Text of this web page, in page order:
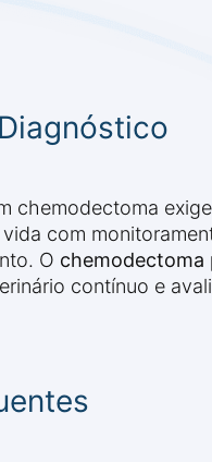
chemodectoma
com
O
contínuo e